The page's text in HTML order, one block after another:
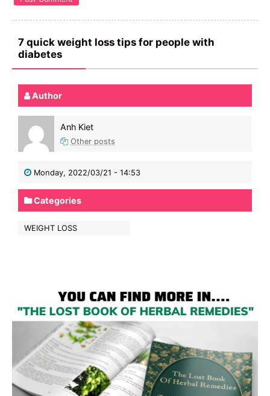
7 quick weight loss tips for people with
diabetes
Author
Anh Kiet
Other posts
Monday, 2022/03/21 - 14:53
Categories
WEIGHT LOSS